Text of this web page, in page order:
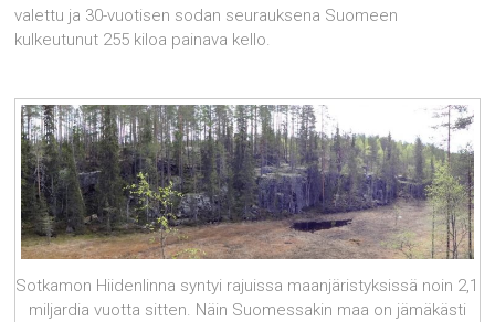
valettu ja 30-vuotisen sodan seurauksena Suomeen
kulkeutunut 255 kiloa painava kello.
Sotkamon Hiidenlinna syntyi rajuissa maanjäristyksissä noin 2,1
miljardia vuotta sitten. Näin Suomessakin maa on jämäkästi